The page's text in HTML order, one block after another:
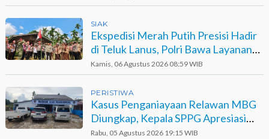
SIAK
Ekspedisi Merah Putih Presisi Hadir
di Teluk Lanus, Polri Bawa Layanan
dan Harapan
Kamis, 06 Agustus 2026 08:59 WIB
PERISTIWA
Kasus Penganiayaan Relawan MBG
Diungkap, Kepala SPPG Apresiasi
Kinerja Polisi
Rabu, 05 Agustus 2026 19:15 WIB